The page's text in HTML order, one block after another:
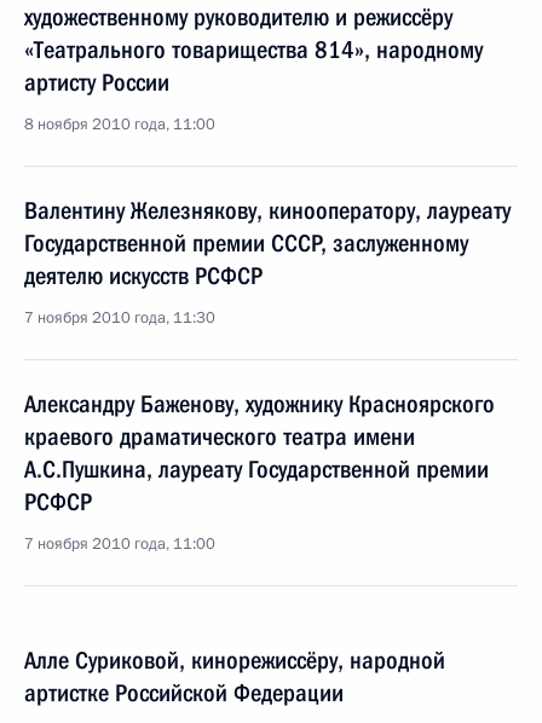
художественному руководителю и режиссёру
«Театрального товарищества 814», народному
артисту России
8 ноября 2010 года, 11:00
Валентину Железнякову, кинооператору, лауреату
Государственной премии СССР, заслуженному
деятелю искусств РСФСР
7 ноября 2010 года, 11:30
Александру Баженову, художнику Красноярского
краевого драматического театра имени
А.С.Пушкина, лауреату Государственной премии
РСФСР
7 ноября 2010 года, 11:00
Алле Суриковой, кинорежиссёру, народной
артистке Российской Федерации